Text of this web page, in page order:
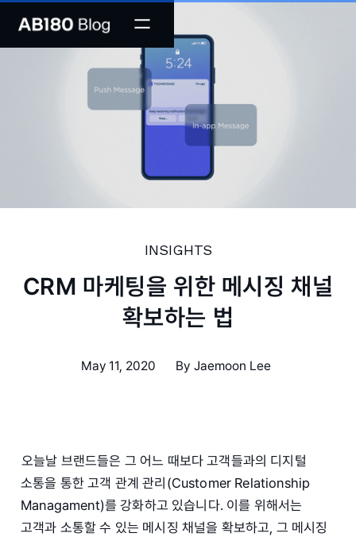
INSIGHTS
CRM 마케팅을 위한 메시징 채널
확보하는 법
May 11, 2020 By Jaemoon Lee
오늘날 브랜드들은 그 어느 때보다 고객들과의 디지털
소통을 통한 고객 관계 관리(Customer Relationship
Managament)를 강화하고 있습니다. 이를 위해서는
고객과 소통할 수 있는 메시징 채널을 확보하고, 그 메시징